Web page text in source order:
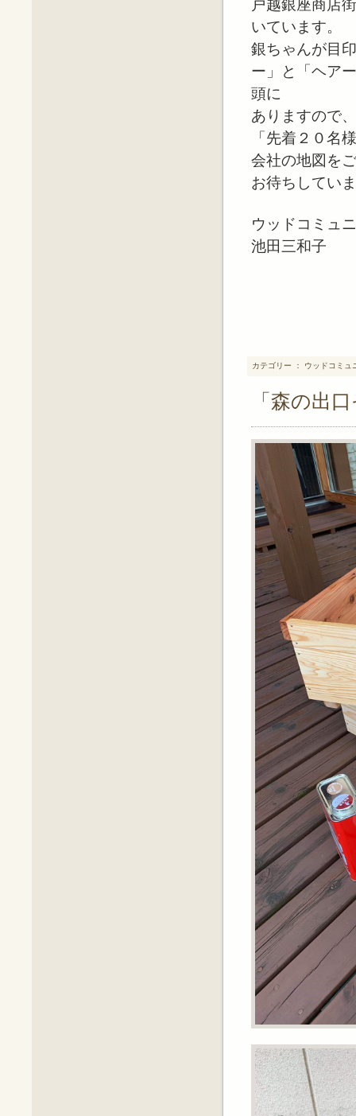
戸越銀座商店
いています。
銀ちゃんが目
ー」と「ヘア
頭に
ありますので
「先着２０名
会社の地図を
お待ちしてい
ウッドコミュ
池田三和子
カテゴリー ： ウッドコミュ
「森の出